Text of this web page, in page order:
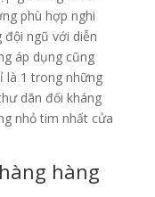
phù hợp nghi
đội ngũ với diễn
áp dụng cũng
là 1 trong những
dãn đối kháng
nhỏ tim nhất cửa
hàng